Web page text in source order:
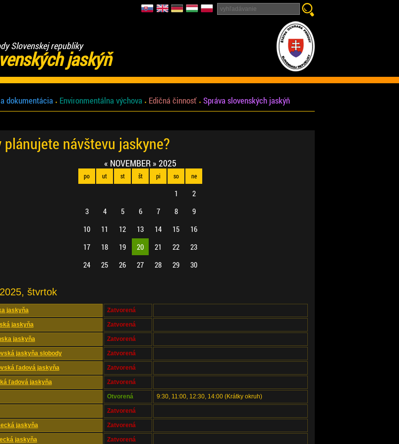
Slovenskej republiky
jaskýň
dokumentácia Environmentálna výchova Edičná činnosť Správa slovenských jaskýň
plánujete návštevu jaskyne?
« NOVEMBER » 2025
po ut st št pi so ne
1
2
3
4 5 6 7 8
9
10
11 12 13 14 15
16
17
18 19 20 21 22
23
24
25 26 27 28 29 30
štvrtok
jaskyňa Zatvorená
jaskyňa Zatvorená
jaskyňa Zatvorená
jaskyňa slobody Zatvorená
ľadová jaskyňa Zatvorená
ľadová jaskyňa Zatvorená
Otvorená 9:30, 11:00, 12:30, 14:00 (Krátky okruh)
Zatvorená
jaskyňa Zatvorená
jaskyňa Zatvorená